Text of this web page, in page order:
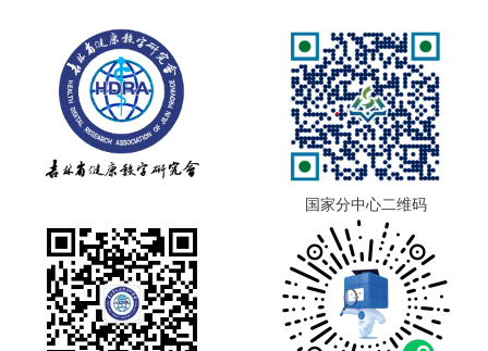
国家分中心二维码